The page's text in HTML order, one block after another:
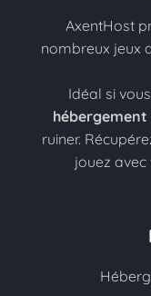
AxentHost
nombreux jeux
Idéal si
hébergement
ruiner.
jouez